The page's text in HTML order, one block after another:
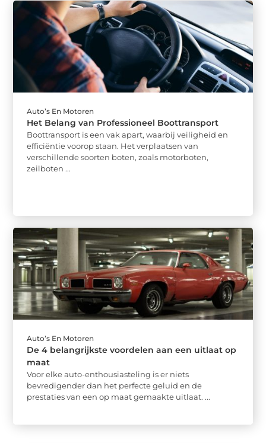
Auto’s En Motoren
Het Belang van Professioneel Boottransport
Boottransport is een vak apart, waarbij veiligheid en
efficiëntie voorop staan. Het verplaatsen van
verschillende soorten boten, zoals motorboten,
zeilboten ...
Auto’s En Motoren
De 4 belangrijkste voordelen aan een uitlaat op
maat
Voor elke auto-enthousiasteling is er niets
bevredigender dan het perfecte geluid en de
prestaties van een op maat gemaakte uitlaat. ...